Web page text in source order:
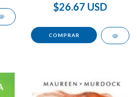
$26.67 USD